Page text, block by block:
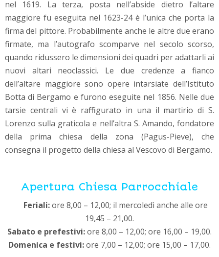
nel 1619. La terza, posta nell’abside dietro l’altare
maggiore fu eseguita nel 1623-24 è l’unica che porta la
firma del pittore. Probabilmente anche le altre due erano
firmate, ma l’autografo scomparve nel secolo scorso,
quando ridussero le dimensioni dei quadri per adattarli ai
nuovi altari neoclassici. Le due credenze a fianco
dell’altare maggiore sono opere intarsiate dell’Istituto
Botta di Bergamo e furono eseguite nel 1856. Nelle due
tarsie centrali vi è raffigurato in una il martirio di S.
Lorenzo sulla graticola e nell’altra S. Amando, fondatore
della prima chiesa della zona (Pagus-Pieve), che
consegna il progetto della chiesa al Vescovo di Bergamo.
Apertura Chiesa Parrocchiale
Feriali:ore 8,00 – 12,00; il mercoledì anche alle ore
19,45 – 21,00.
Sabato e prefestivi:ore 8,00 – 12,00; ore 16,00 – 19,00.
Domenica e festivi:ore 7,00 – 12,00; ore 15,00 – 17,00.